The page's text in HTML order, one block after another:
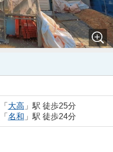
「 大高 」駅 徒歩25分
「 名和 」駅 徒歩24分